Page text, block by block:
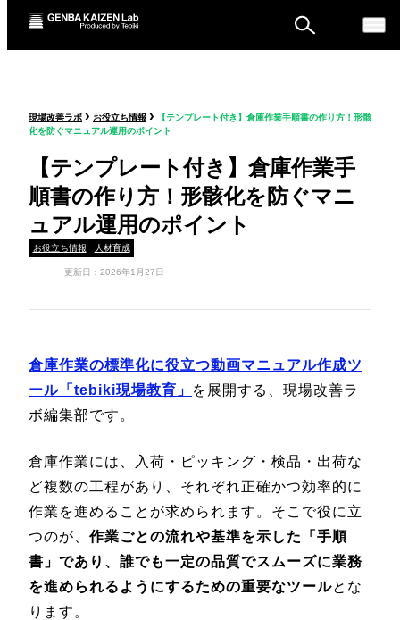
ム
セミナー
現場改善ラボ › お役立ち情報 › 【テンプレート付き】倉庫作業手順書の作り方！形骸
化を防ぐマニュアル運用のポイント
【テンプレート付き】倉庫作業手
順書の作り方！形骸化を防ぐマニ
ュアル運用のポイント
お役立ち情報 人材育成
更新日：2026年1月27日
倉庫作業の標準化に役立つ動画マニュアル作成ツ
ール「tebiki現場教育」
を展開する、現場改善ラ
ボ編集部です。
倉庫作業には、入荷・ピッキング・検品・出荷な
ど複数の工程があり、それぞれ正確かつ効率的に
作業を進めることが求められます。そこで役に立
つのが、 作業ごとの流れや基準を示した「手順
書」であり、誰でも一定の品質でスムーズに業務
を進められるようにするための重要なツールとな
ります。